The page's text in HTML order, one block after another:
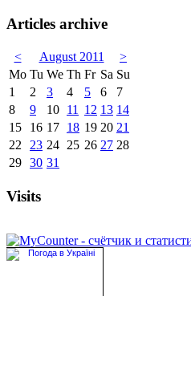
Articles archive
< August 2011
>
Mo Tu We Th Fr Sa Su
1
2 3 4 5 6
7
8
9 10 11 12 13 14
15
16 17 18 19 20 21
22
23 24 25 26 27 28
29 30 31
Visits